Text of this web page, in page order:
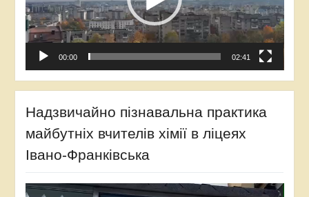
00:00 02:41
Надзвичайно пізнавальна практика
майбутніх вчителів хімії в ліцеях
Івано-Франківська
Відеопрогравач